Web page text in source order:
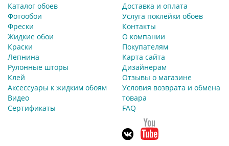
Каталог обоев
Фотообои
Фрески
Жидкие обои
Краски
Лепнина
Рулонные шторы
Клей
Аксессуары к жидким обоям
Видео
Сертификаты
Доставка и оплата
Услуга поклейки обоев
Контакты
О компании
Покупателям
Карта сайта
Дизайнерам
Отзывы о магазине
Условия возврата и обмена
товара
FAQ